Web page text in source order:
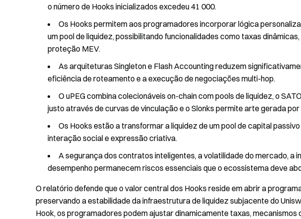
o número de Hooks inicializados excedeu 41 000.
Os Hooks permitem aos programadores incorporar lógica
um pool de liquidez, possibilitando funcionalidades como taxas
proteção MEV.
As arquiteturas Singleton e Flash Accounting reduzem
eficiência de roteamento e a execução de negociações multi-hop.
O uPEG combina colecionáveis on-chain com pools de liquidez, o
justo através de curvas de vinculação e o Slonks permite arte gerada
Os Hooks estão a transformar a liquidez de um pool de capital
interação social e expressão criativa.
A segurança dos contratos inteligentes, a volatilidade do mercado, a
desempenho permanecem riscos essenciais que o ecossistema deve
O relatório defende que o valor central dos Hooks reside em abrir a
preservando a estabilidade da infraestrutura de liquidez subjacente do
Hook, os programadores podem ajustar dinamicamente taxas,